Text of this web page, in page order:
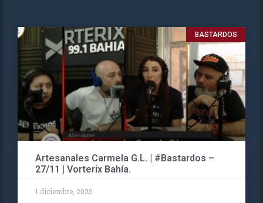
BASTARDOS
Artesanales Carmela G.L. | #Bastardos –
27/11 | Vorterix Bahía.
1 diciembre, 2025